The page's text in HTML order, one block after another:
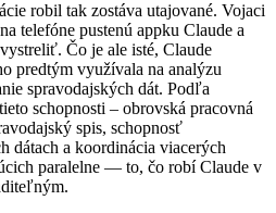
robil tak zostáva utajované. Vojaci
telefóne pustenú appku Claude a
Čo je ale isté, Claude
predtým využívala na analýzu
spravodajských dát. Podľa
schopnosti – obrovská pracovná
spis, schopnosť
a koordinácia viacerých
paralelne — to, čo robí Claude v